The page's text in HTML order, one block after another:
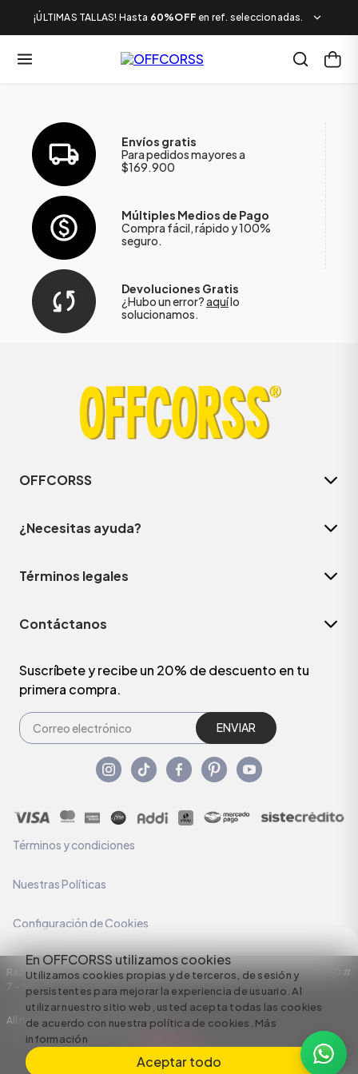
¡ÚLTIMAS TALLAS! Hasta 60%OFF en ref. seleccionadas.
En OFFCORSS utilizamos cookies
Utilizamos cookies propias y de terceros, de sesión y
persistentes para mejorar la experiencia de usuario. Al
utilizar nuestro sitio web, usted acepta todas las cookies
de acuerdo con nuestra política de cookies. Más
información
Aceptar todo
Envíos gratis
Para pedidos mayores a
$169.900
Múltiples Medios de Pago
Compra fácil, rápido y 100%
seguro.
Devoluciones Gratis
¿Hubo un error?aquílo
solucionamos.
OFFCORSS
¿Necesitas ayuda?
Términos legales
Contáctanos
Suscríbete y recibe un 20% de descuento en tu
primera compra.
ENVIAR
Términos y condiciones
Nuestras Políticas
Configuración de Cookies
Razón Social: C.I HERMECO S.A. NIT: 890924167-6 Dirección: Carrera 50 #
7 – 35
All rights reserved empowered by